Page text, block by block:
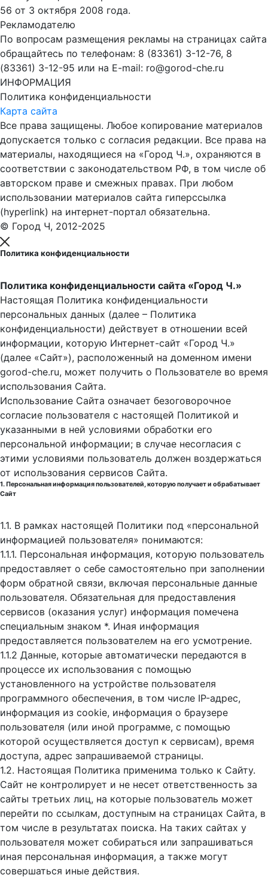
56 от 3 октября 2008 года.
Рекламодателю
По вопросам размещения рекламы на страницах сайта
обращайтесь по телефонам: 8 (83361) 3-12-76, 8
(83361) 3-12-95 или на E-mail: ro@gorod-che.ru
ИНФОРМАЦИЯ
Политика конфиденциальности
Карта сайта
Все права защищены. Любое копирование материалов
допускается только с согласия редакции. Все права на
материалы, находящиеся на «Город Ч.», охраняются в
соответствии с законодательством РФ, в том числе об
авторском праве и смежных правах. При любом
использовании материалов сайта гиперссылка
(hyperlink) на интернет-портал обязательна.
© Город Ч, 2012-2025
Политика конфиденциальности
Политика конфиденциальности сайта «Город Ч.»
Настоящая Политика конфиденциальности
персональных данных (далее – Политика
конфиденциальности) действует в отношении всей
информации, которую Интернет-сайт «Город Ч.»
(далее «Сайт»), расположенный на доменном имени
gorod-che.ru, может получить о Пользователе во время
использования Cайта.
Использование Сайта означает безоговорочное
согласие пользователя с настоящей Политикой и
указанными в ней условиями обработки его
персональной информации; в случае несогласия с
этими условиями пользователь должен воздержаться
от использования сервисов Сайта.
1. Персональная информация пользователей, которую получает и обрабатывает
Сайт
1.1. В рамках настоящей Политики под «персональной
информацией пользователя» понимаются:
1.1.1. Персональная информация, которую пользователь
предоставляет о себе самостоятельно при заполнении
форм обратной связи, включая персональные данные
пользователя. Обязательная для предоставления
сервисов (оказания услуг) информация помечена
специальным знаком *. Иная информация
предоставляется пользователем на его усмотрение.
1.1.2 Данные, которые автоматически передаются в
процессе их использования с помощью
установленного на устройстве пользователя
программного обеспечения, в том числе IP-адрес,
информация из cookie, информация о браузере
пользователя (или иной программе, с помощью
которой осуществляется доступ к cервисам), время
доступа, адрес запрашиваемой страницы.
1.2. Настоящая Политика применима только к Сайту.
Сайт не контролирует и не несет ответственность за
сайты третьих лиц, на которые пользователь может
перейти по ссылкам, доступным на страницах Сайта, в
том числе в результатах поиска. На таких сайтах у
пользователя может собираться или запрашиваться
иная персональная информация, а также могут
совершаться иные действия.